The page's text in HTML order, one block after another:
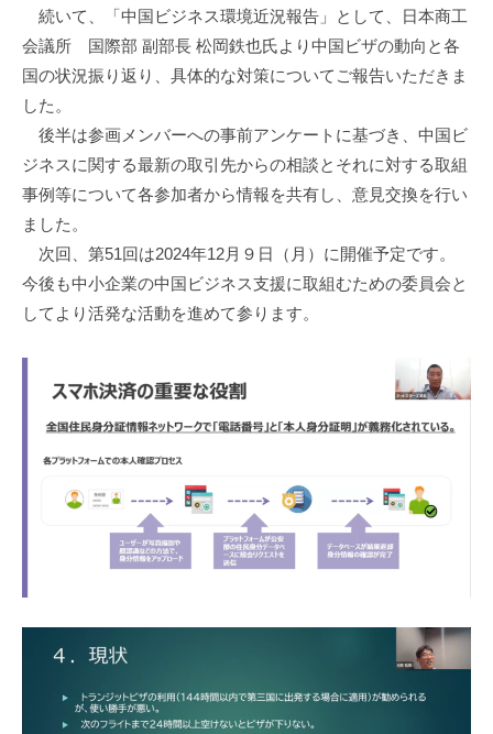
o
)
続いて、「中国ビジネス環境近況報告」として、日本商工
会議所 国際部 副部長 松岡鉄也氏より中国ビザの動向と各
国の状況振り返り、具体的な対策についてご報告いただきま
した。
後半は参画メンバーへの事前アンケートに基づき、中国ビ
ジネスに関する最新の取引先からの相談とそれに対する取組
事例等について各参加者から情報を共有し、意見交換を行い
ました。
次回、第51回は2024年12月９日（月）に開催予定です。
今後も中小企業の中国ビジネス支援に取組むための委員会と
してより活発な活動を進めて参ります。